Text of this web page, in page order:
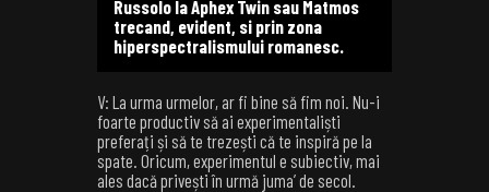
Russolo la Aphex Twin sau Matmos
trecand, evident, si prin zona
hiperspectralismului romanesc.
V: La urma urmelor, ar fi bine să fim noi. Nu-i
foarte productiv să ai experimentaliști
preferați și să te trezești că te inspiră pe la
spate. Oricum, experimentul e subiectiv, mai
ales dacă privești în urmă juma’ de secol.